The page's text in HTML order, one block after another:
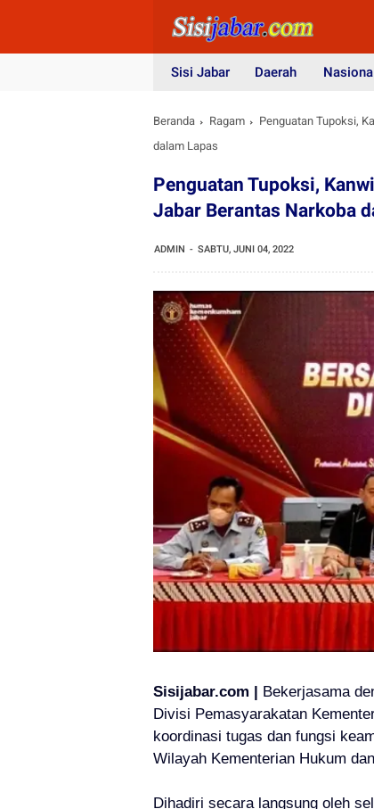
Sisi Jabar Daerah
Beranda Ragam
Penguatan Tupoksi,
dalam Lapas
Penguatan Tupoksi,
Jabar Berantas Narkoba
ADMIN SABTU, JUNI 04, 2022
Sisijabar.com |
Bekerjasama
Divisi Pemasyarakatan
koordinasi tugas dan fungsi
Wilayah Kementerian Hukum
Dihadiri secara langsung oleh